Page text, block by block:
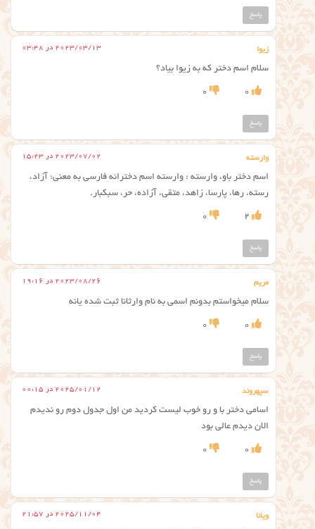
پاسخ
زیوا 2023/03/13 در 03:48
سلام اسم دختر که به زیوا بیاد؟
0
0
پاسخ
وارسته 2023/07/02 در 15:23
اسم دختر باو، وارسته : وارسته اسم دخترانه فارسی به معنی: آزاد،
رسته، رها، پارسا، زاهد، متقی، آزاده، حر، سبکبار.
2
0
پاسخ
مریم 2023/08/26 در 19:16
سلام میخواستم بدونم اسمی به نام وارثانا ثبت شده یانه
0
0
پاسخ
سپهروند 2025/01/12 در 00:15
اسامی دختر با و رو خوب لیست کردید من اول جدول دوم رو ندیدم
الان دیدم عالی بود
0
0
پاسخ
ویانا 2025/11/04 در 21:57